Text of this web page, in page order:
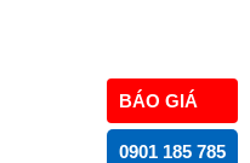
BÁO GIÁ
0901 185 785